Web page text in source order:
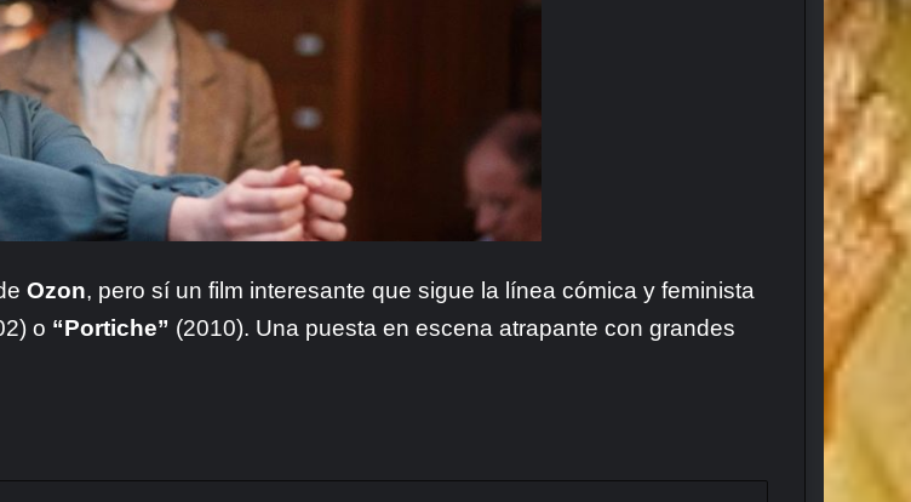
Ozon, pero sí un film interesante que sigue la línea cómica y feminista
o “Portiche” (2010). Una puesta en escena atrapante con grandes